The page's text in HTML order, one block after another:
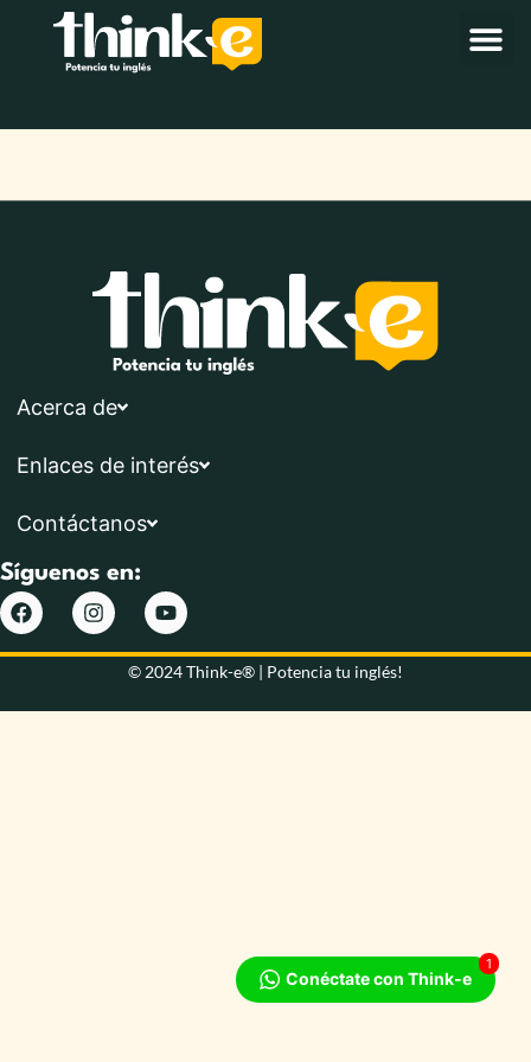
Acerca de
Enlaces de interés
Contáctanos
Síguenos en:
© 2024 Think-e® | Potencia tu inglés!
Conéctate con Think-e
1